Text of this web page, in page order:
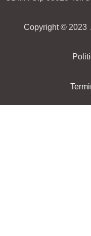
Copyright © 2023